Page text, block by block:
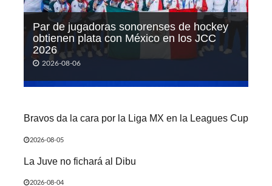
Par de jugadoras sonorenses de hockey
obtienen plata con México en los JCC
2026
2026-08-06
Bravos da la cara por la Liga MX en la Leagues Cup
2026-08-05
La Juve no fichará al Dibu
2026-08-04